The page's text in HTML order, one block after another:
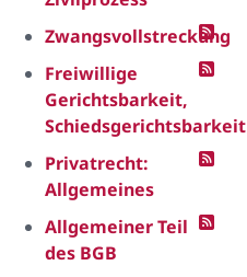
Zwangsvollstreckung
Freiwillige
Gerichtsbarkeit,
Schiedsgerichtsbarkeit
Privatrecht:
Allgemeines
Allgemeiner Teil
des BGB